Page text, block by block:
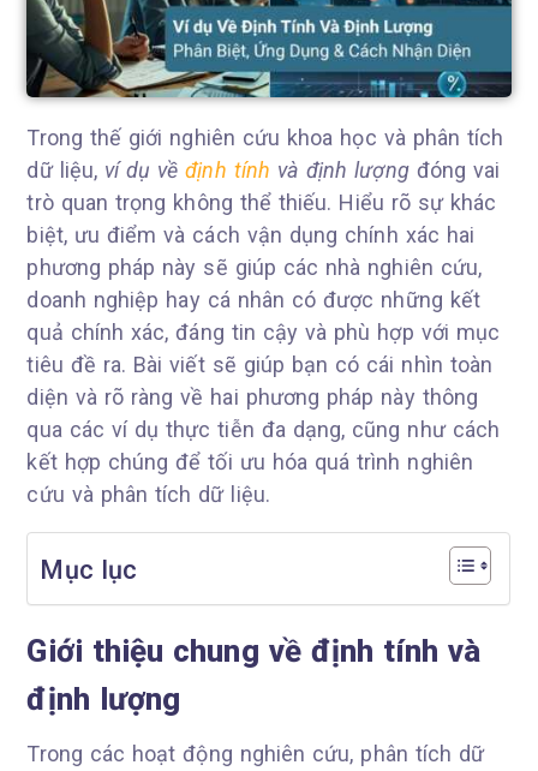
Trong thế giới nghiên cứu khoa học và phân tích
dữ liệu, ví dụ vềđịnh tính và định lượngđóng vai
trò quan trọng không thể thiếu. Hiểu rõ sự khác
biệt, ưu điểm và cách vận dụng chính xác hai
phương pháp này sẽ giúp các nhà nghiên cứu,
doanh nghiệp hay cá nhân có được những kết
quả chính xác, đáng tin cậy và phù hợp với mục
tiêu đề ra. Bài viết sẽ giúp bạn có cái nhìn toàn
diện và rõ ràng về hai phương pháp này thông
qua các ví dụ thực tiễn đa dạng, cũng như cách
kết hợp chúng để tối ưu hóa quá trình nghiên
cứu và phân tích dữ liệu.
Mục lục
Giới thiệu chung về định tính và
định lượng
Trong các hoạt động nghiên cứu, phân tích dữ